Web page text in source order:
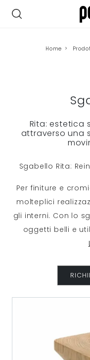
Home >
Rita: estetica
attraverso una
Sgabello Rita:
Per finiture e
molteplici
gli interni. Con lo
oggetti belli e